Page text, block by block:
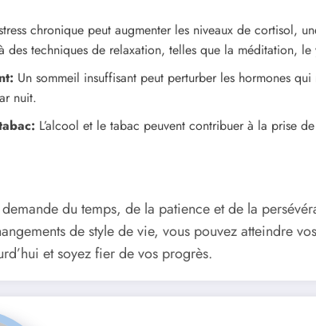
chronique peut augmenter les niveaux de cortisol,
des techniques de relaxation, telles que la méditation,
Un sommeil insuffisant peut perturber les hormones
nuit.
L’alcool et le tabac peuvent contribuer à la prise
du temps, de la patience et de la
de style de vie, vous pouvez atteindre
et soyez fier de vos progrès.